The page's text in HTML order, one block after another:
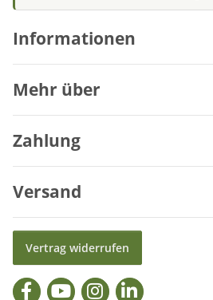
Informationen
Mehr über
Zahlung
Versand
Vertrag widerrufen